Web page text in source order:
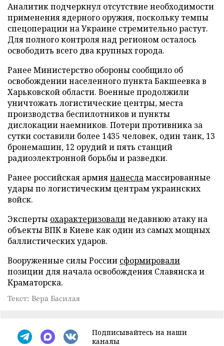
Аналитик подчеркнул отсутствие необходимости
применения ядерного оружия, поскольку темпы
спецоперации на Украине стремительно растут.
Для полного контроля над регионом осталось
освободить всего два крупных города.
Ранее Министерство обороны сообщило об
освобождении населенного пункта Бакшеевка в
Харьковской области. Военные продолжили
уничтожать логистические центры, места
производства беспилотников и пункты
дислокации наемников. Потери противника за
сутки составили более 1435 человек, один танк, 13
бронемашин, 12 орудий и пять станций
радиоэлектронной борьбы и разведки.
Ранее российская армиянанесламассированные
удары по логистическим центрам украинских
войск.
Эксперты охарактеризовалинедавнюю атаку на
объекты ВПК в Киеве как один из самых мощных
баллистических ударов.
Вооруженные силы России сформировали
позиции для начала освобождения Славянска и
Краматорска.
Текст: Вера Басилая
Подписывайтесь на наши
каналы